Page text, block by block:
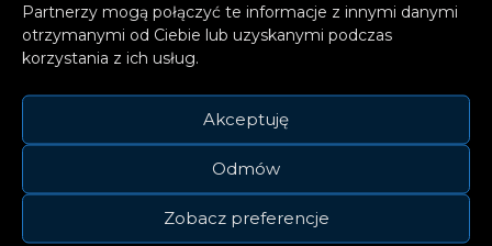
Partnerzy mogą połączyć te informacje z innymi danymi
otrzymanymi od Ciebie lub uzyskanymi podczas
korzystania z ich usług.
Akceptuję
Odmów
Zobacz preferencje
piosenki, ale kiedy usłyszałam
„Hold Me” to zrozumiałam, że
to także dotyczy mnie, a ja
jestem zarówno miękka, jak i
silna wewnętrznie, więc
pomyślałam: dlaczego nie
podzielić się z publicznością